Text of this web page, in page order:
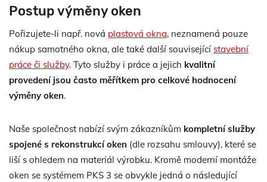
Postup výměny oken
Pořizujete-li např. nová plastová okna, neznamená pouze
nákup samotného okna, ale také další související stavební
práce či služby. Tyto služby i práce a jejich kvalitní
provedení jsou často měřítkem pro celkové hodnocení
výměny oken.
Naše společnost nabízí svým zákazníkům kompletní služby
spojené s rekonstrukcí oken (dle rozsahu smlouvy), které se
liší s ohledem na materiál výrobku. Kromě moderní montáže
oken se systémem PKS 3 se obvykle jedná o následující